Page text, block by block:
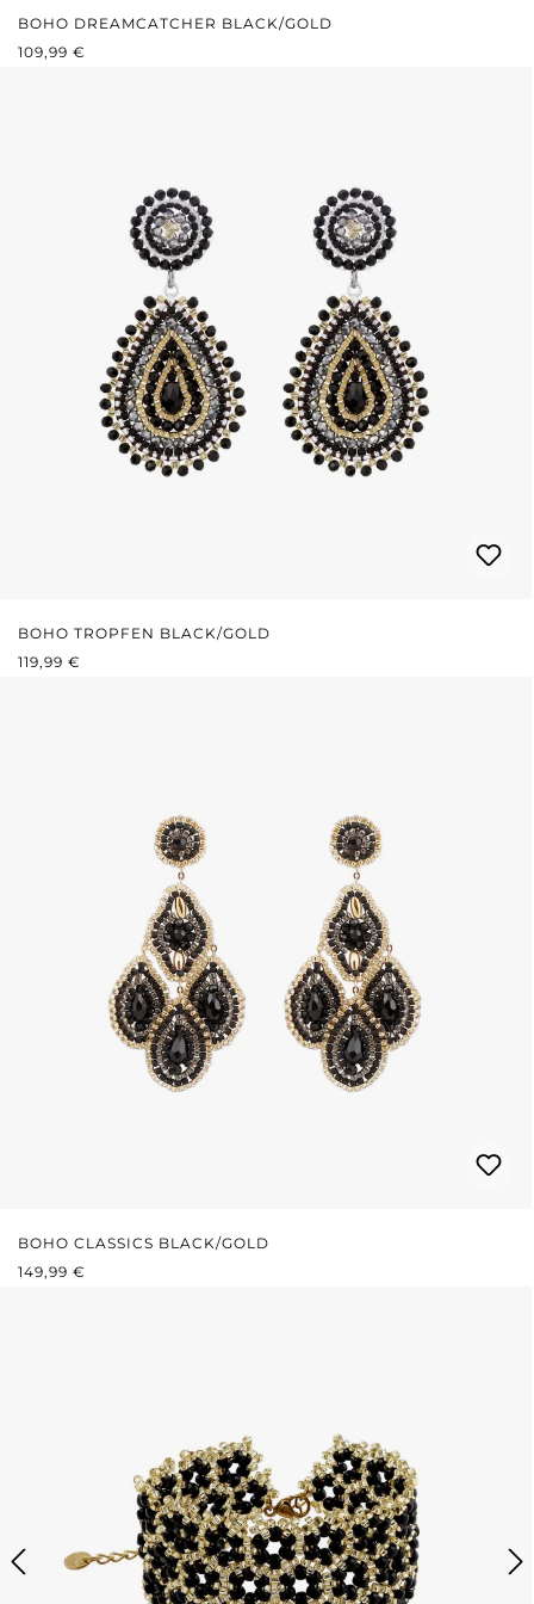
BOHO DREAMCATCHER BLACK/GOLD
REGULÄRER PREIS:
109,99 €
BOHO TROPFEN BLACK/GOLD
REGULÄRER PREIS:
119,99 €
BOHO CLASSICS BLACK/GOLD
REGULÄRER PREIS:
149,99 €